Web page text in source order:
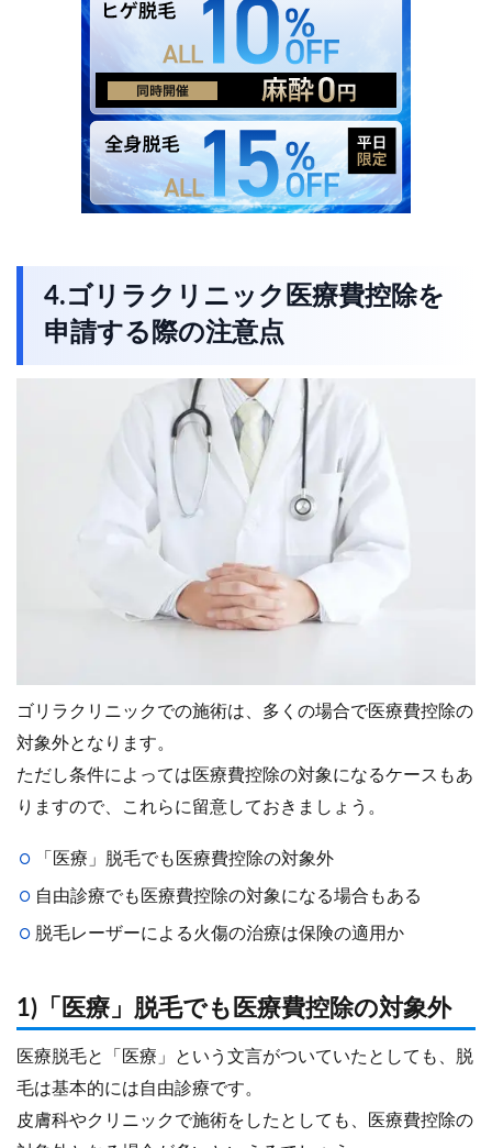
4.ゴリラクリニック医療費控除を
申請する際の注意点
ゴリラクリニックでの施術は、多くの場合で医療費控除の
対象外となります。
ただし条件によっては医療費控除の対象になるケースもあ
りますので、これらに留意しておきましょう。
「医療」脱毛でも医療費控除の対象外
自由診療でも医療費控除の対象になる場合もある
脱毛レーザーによる火傷の治療は保険の適用か
1)「医療」脱毛でも医療費控除の対象外
医療脱毛と「医療」という文言がついていたとしても、脱
毛は基本的には自由診療です。
皮膚科やクリニックで施術をしたとしても、医療費控除の